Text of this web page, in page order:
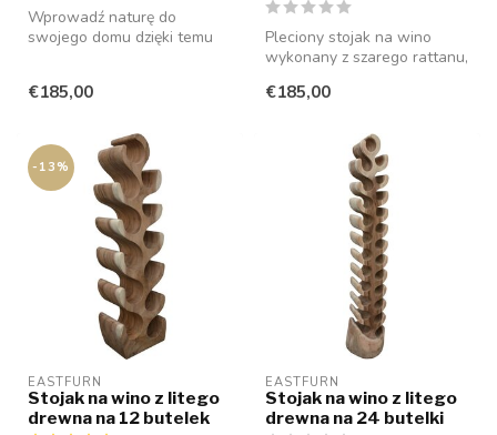
Wprowadź naturę do
swojego domu dzięki temu
€185,00
Pleciony stojak na wino
wykonany z szarego rattanu,
cze...
€185,00
-13%
EASTFURN
Stojak na wino z litego
drewna na 12 butelek
EASTFURN
Stojak na wino z litego
drewna na 24 butelki